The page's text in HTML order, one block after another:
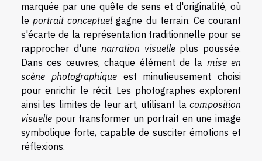
marquée par une quête de sens et d'originalité, où
leportrait conceptuelgagne du terrain. Ce courant
s'écarte de la représentation traditionnelle pour se
rapprocher d'unenarration visuelleplus poussée.
Dans ces œuvres, chaque élément de la mise en
scène photographiqueest minutieusement choisi
pour enrichir le récit. Les photographes explorent
ainsi les limites de leur art, utilisant la composition
visuelle pour transformer un portrait en une image
symbolique forte, capable de susciter émotions et
réflexions.